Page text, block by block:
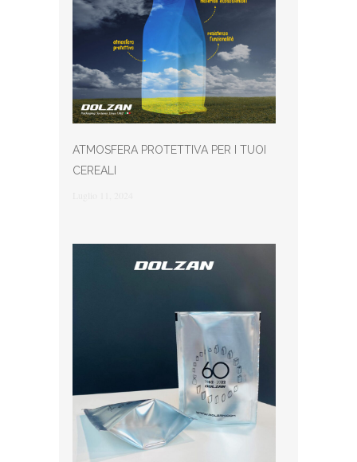
ATMOSFERA PROTETTIVA PER I TUOI
CEREALI